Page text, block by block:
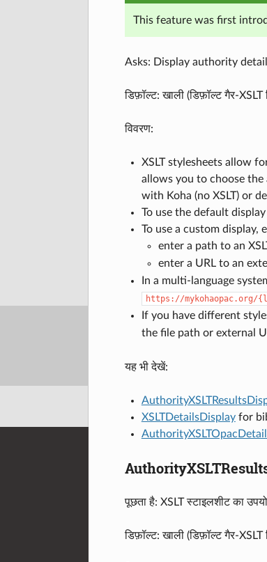
This feature was first
Asks: Display authority
डिफ़ॉल्ट: खाली (डिफ़ॉल्ट गैर-XSLT
विवरण:
XSLT stylesheets allow
allows you to choose
with Koha (no XSLT) or
To use the default
To use a custom display,
enter a path to an
enter a URL to an
In a multi-language
https://mykohaopac.org/
If you have different
the file path or external
यह भी देखें:
XSLTDetailsDisplayfor
पूछता है: XSLT स्टाइलशीट का
डिफ़ॉल्ट: खाली (डिफ़ॉल्ट गैर-XSLT